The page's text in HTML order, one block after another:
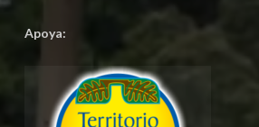
Apoya: